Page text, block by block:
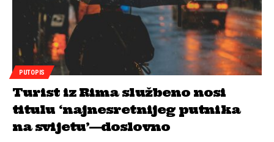
PUTOPIS
Turist iz Rima službeno nosi
titulu ‘najnesretnijeg putnika
na svijetu’—doslovno